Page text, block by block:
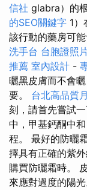
信社 glabra）的
的SEO關鍵字 1
該行動的藥房可
洗手台 台胞證照
推薦 室內設計 -
曬黑皮膚而不會
要。 台北高品質
刻，請首先嘗試
中，甲基鈣酮中
程。 最好的防曬
擇具有正確的紫
購買防曬霜時。
來應對過度的陽光